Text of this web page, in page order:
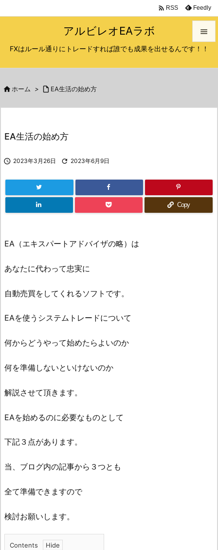
アルビレオEAラボ
FXはルール通りにトレードすれば誰でも成果を出せるんです！！


 RSS Feedly
 ホーム >  EA生活の始め方
EA生活の始め方
 2023年3月26日  2023年6月9日
Copy
EA（エキスパートアドバイザの略）は
あなたに代わって忠実に
自動売買をしてくれるソフトです。
EAを使うシステムトレードについて
何からどうやって始めたらよいのか
何を準備しないといけないのか
解説させて頂きます。
EAを始めるのに必要なものとして
下記３点があります。
当、ブログ内の記事から３つとも
全て準備できますので
検討お願いします。
Contents